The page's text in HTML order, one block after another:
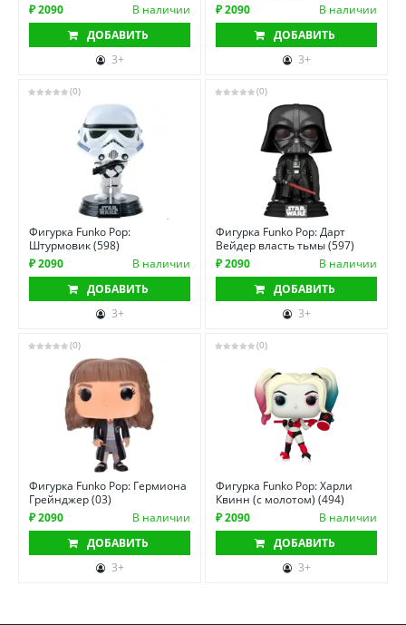
₽ 2090
В наличии
ДОБАВИТЬ
3+
₽ 2090
В наличии
ДОБАВИТЬ
3+
(0)
Фигурка Funko Pop:
Штурмовик (598)
₽ 2090
В наличии
ДОБАВИТЬ
3+
(0)
Фигурка Funko Pop: Дарт
Вейдер власть тьмы (597)
₽ 2090
В наличии
ДОБАВИТЬ
3+
(0)
Фигурка Funko Pop: Гермиона
Грейнджер (03)
₽ 2090
В наличии
ДОБАВИТЬ
3+
(0)
Фигурка Funko Pop: Харли
Квинн (с молотом) (494)
₽ 2090
В наличии
ДОБАВИТЬ
3+